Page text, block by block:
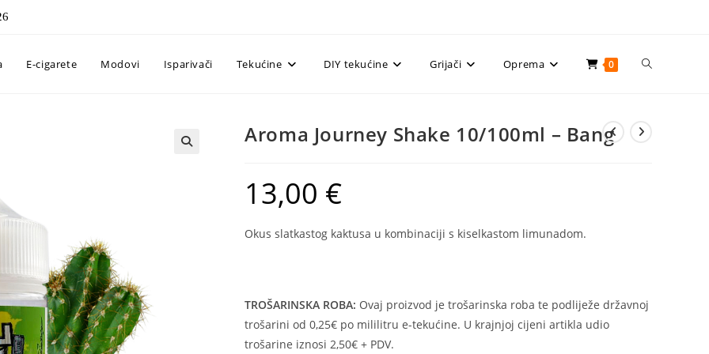
E-cigarete Modovi Isparivači Tekućine DIY tekućine Grijači Oprema 0 Uključi/
Aroma Journey Shake 10/100ml – Bang
13,00 €
Okus slatkastog kaktusa u kombinaciji s kiselkastom limunadom.
TROŠARINSKA ROBA: Ovaj proizvod je trošarinska roba te podliježe državnoj
trošarini od 0,25€ po mililitru e-tekućine. U krajnjoj cijeni artikla udio
trošarine iznosi 2,50€ + PDV.